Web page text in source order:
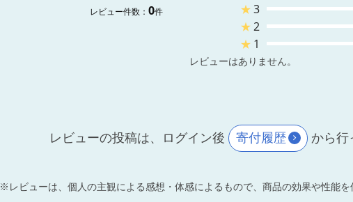
レビュー件数： 0件
★3
★2
★ 1
レビューはありません。
レビューの投稿は、ログイン後 寄付履歴 から行
※レビューは、個人の主観による感想・体感によるもので、商品の効果や性能を